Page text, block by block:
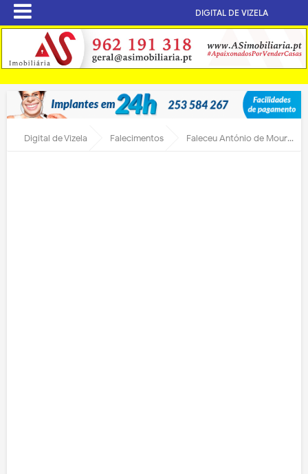
DIGITAL DE VIZELA
Digital de Vizela Falecimentos Faleceu António de Moura Campelos